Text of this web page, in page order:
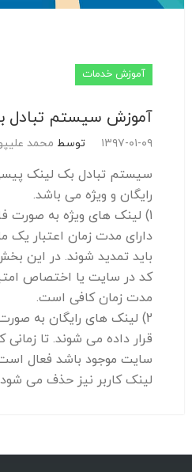
آموزش خدمات
آموزش سیستم تبادل
۱۳۹۷-۰۱-۰۹ توسط محمد
سیستم تبادل بک لینک
رایگان و ویژه می باشد.
دارای مدت زمان اعتبار یک
باید تمدید شوند. در این
کد در سایت یا اختصاص
مدت زمان کافی است.
قرار داده می شوند. تا
سایت موجود باشد فعال
لینک کاربر نیز حذف می